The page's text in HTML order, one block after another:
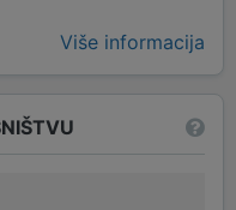
Više informacija